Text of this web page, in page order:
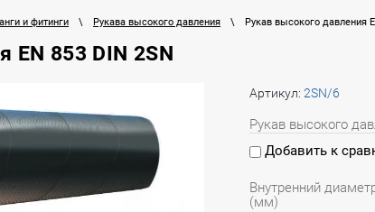
и фитинги \ Рукава высокого давления \ Рукав высокого давления
EN 853 DIN 2SN
Артикул: 2SN/6
Рукав высокого
Добавить к
Внутренний
(мм)